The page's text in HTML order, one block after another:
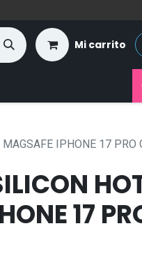
Mi carrito
IPHONE 17 PRO
17